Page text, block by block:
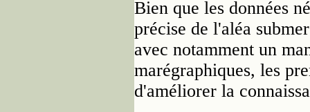
Bien que les données
précise de l'aléa
avec notamment un
marégraphiques, les
d'améliorer la